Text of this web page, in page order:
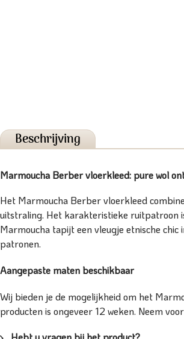
Beschrijving
Marmoucha Berber vloerkleed: pure wol
Het Marmoucha Berber vloerkleed
uitstraling. Het karakteristieke ruitpatroon
Marmoucha tapijt een vleugje etnische
patronen.
Aangepaste maten beschikbaar
Wij bieden je de mogelijkheid om het
producten is ongeveer 12 weken. Neem